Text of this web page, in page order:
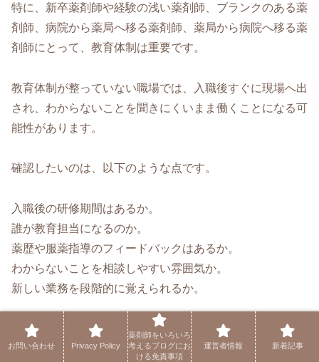
特に、新卒薬剤師や経験の浅い薬剤師、ブランクのある薬
剤師、病院から薬局へ移る薬剤師、薬局から病院へ移る薬
剤師にとって、教育体制は重要です。
教育体制が整っていない職場では、入職後すぐに現場へ出
され、わからないことを聞きにくいまま働くことになる可
能性があります。
確認したいのは、以下のような点です。
入職後の研修期間はあるか。
誰が教育担当になるのか。
薬歴や服薬指導のフィードバックはあるか。
わからないことを相談しやすい雰囲気か。
新しい業務を段階的に覚えられるか。
薬剤師として成長したい方にとって、教育体制のある職場
は大きなメリットになります。
お問い合わせ Privacy Policy
薬剤師をいろいろ
考えるブログにお
ける免責事項
運営者情報 新着記事